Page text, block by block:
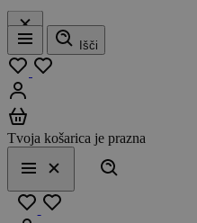
Meni
Išči
Tvoja košarica je prazna
Meni
Zapri